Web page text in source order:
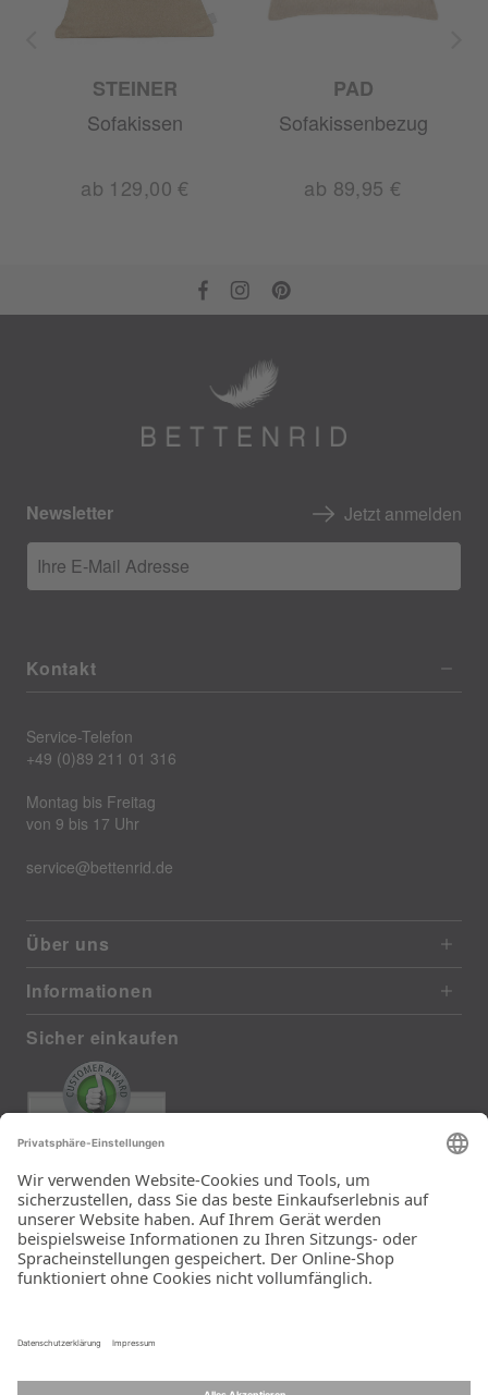
STEINER
Sofakissen
ab 129,00 €
PAD
Sofakissenbezug
ab 89,95 €
Newsletter Jetzt anmelden
Ihre E-Mail Adresse
Kontakt
Service-Telefon
+49 (0)89 211 01 316
Montag bis Freitag
von 9 bis 17 Uhr
service@bettenrid.de
Über uns
Informationen
Sicher einkaufen
385 reviews from real customers
(last 12 months)
Total: 11283
Die Auswahl und die
Einfachheit der
Bestellung.